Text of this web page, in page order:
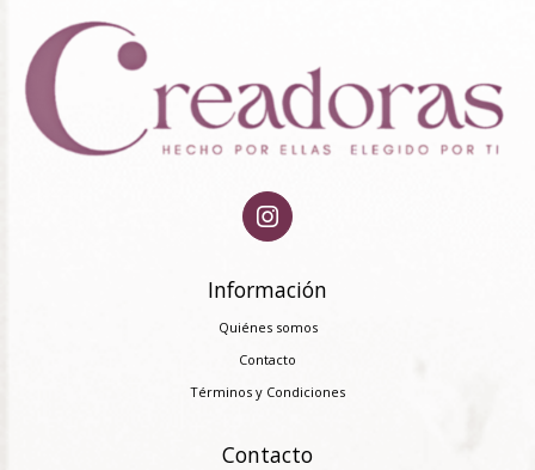
Información
Quiénes somos
Contacto
Términos y Condiciones
Contacto